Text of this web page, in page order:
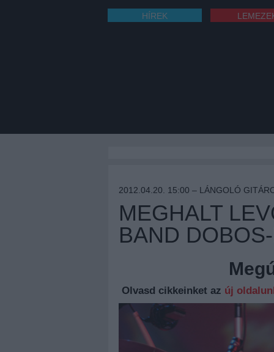
HÍREK
2012.04.20. 15:00 – LÁNGOLÓ
MEGHALT
BAND
Olvasd cikkeinket az új